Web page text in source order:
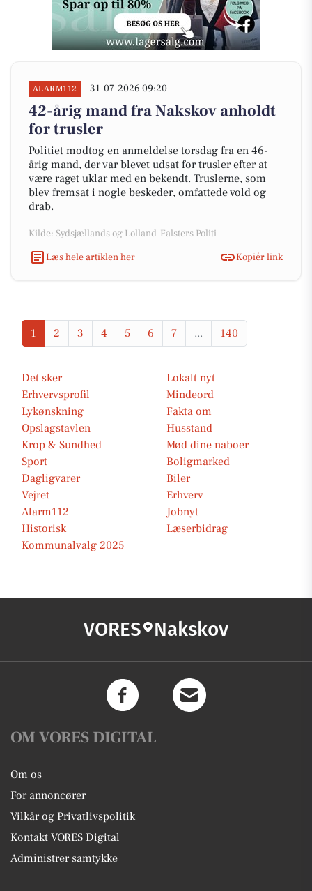
ALARM112 31-07-2026 09:20
42-årig mand fra Nakskov anholdt
for trusler
Politiet modtog en anmeldelse torsdag fra en 46-
årig mand, der var blevet udsat for trusler efter at
være raget uklar med en bekendt. Truslerne, som
blev fremsat i nogle beskeder, omfattede vold og
drab.
Kilde: Sydsjællands og Lolland-Falsters Politi
Læs hele artiklen her
Kopiér link
1 2 3 4 5 6 7 ... 140
Det sker
Lokalt nyt
Erhvervsprofil
Mindeord
Lykønskning
Fakta om
Opslagstavlen
Husstand
Krop & Sundhed
Mød dine naboer
Sport
Boligmarked
Dagligvarer
Biler
Vejret
Erhverv
Alarm112
Jobnyt
Historisk
Læserbidrag
Kommunalvalg 2025
VORES Nakskov
OM VORES DIGITAL
Om os
For annoncører
Vilkår og Privatlivspolitik
Kontakt VORES Digital
Administrer samtykke